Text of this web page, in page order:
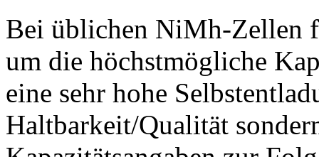
Bei üblichen NiMh-Zellen
um die höchstmögliche
eine sehr hohe
Haltbarkeit/Qualität